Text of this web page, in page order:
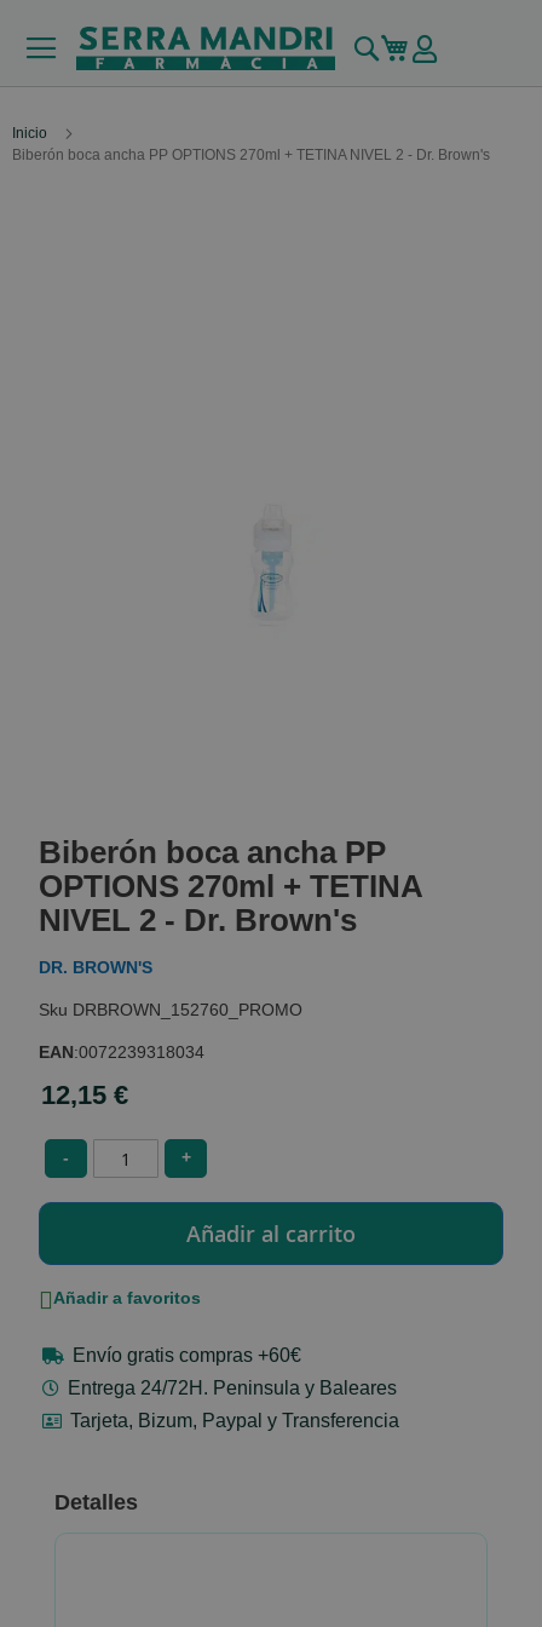
Buscar
Mi carrito
Inicio
Biberón boca ancha PP OPTIONS 270ml + TETINA NIVEL 2 - Dr. Brown's
the
beginning
of
the
gallery
Biberón boca ancha PP
OPTIONS 270ml + TETINA
NIVEL 2 - Dr. Brown's
DR. BROWN'S
DRBROWN_152760_PROMO
EAN:0072239318034
12,15 €
- +
Añadir a favoritos
Envío gratis compras +60€
Entrega 24/72H. Peninsula y Baleares
Tarjeta, Bizum, Paypal y Transferencia
Detalles